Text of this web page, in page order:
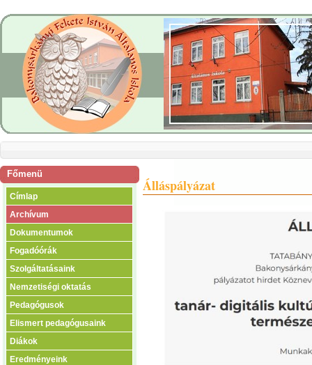
Főmenü
Címlap
Archívum
Dokumentumok
Fogadóórák
Szolgáltatásaink
Nemzetiségi oktatás
Pedagógusok
Elismert pedagógusaink
Diákok
Eredményeink
Álláspályázat